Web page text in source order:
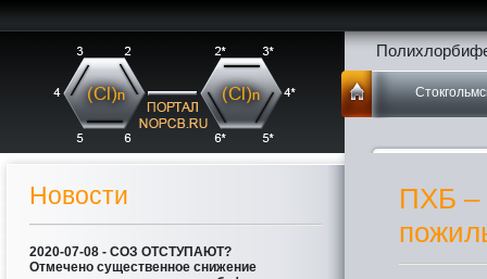
Новости
2020-07-08 - СОЗ ОТСТУПАЮТ?
Отмечено существенное снижение
ПХБ –